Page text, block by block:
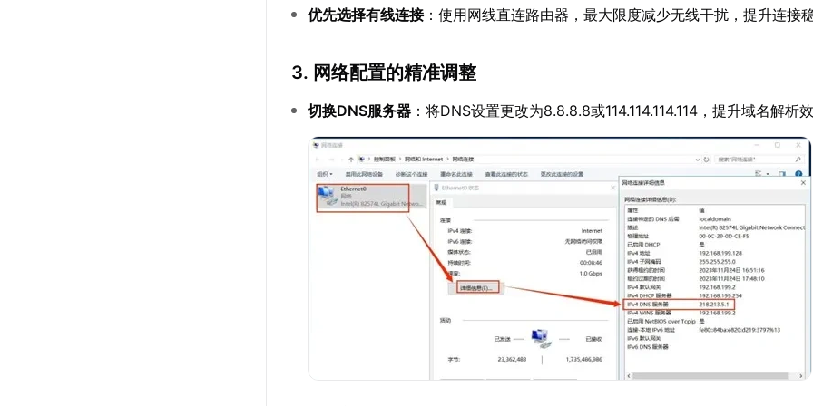
优先选择有线连接：使用网线直连路由器，最大限度减少无线干扰，提升连接稳
3. 网络配置的精准调整
切换DNS服务器 ：将DNS设置更改为8.8.8.8或114.114.114.114，提升域名解析效